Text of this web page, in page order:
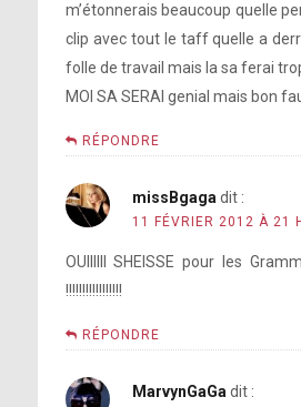
m’étonnerais beaucoup quelle
clip avec tout le taff quelle a
folle de travail mais la sa ferai trop
MOI SA SERAI genial mais bon
RÉPONDRE
missBgaga dit :
11 FÉVRIER 2012 À 21
OUIIIIII SHEISSE pour les
!!!!!!!!!!!!!!!!!
RÉPONDRE
MarvynGaGa dit :